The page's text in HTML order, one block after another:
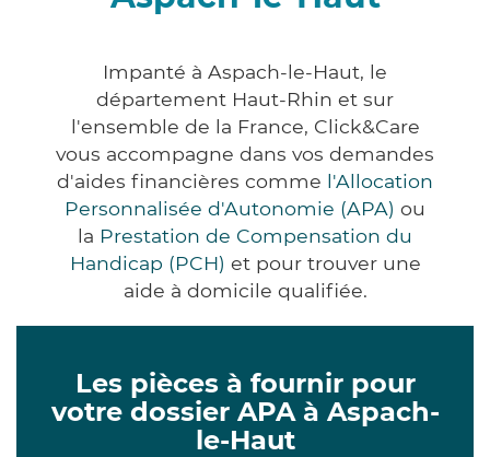
Impanté à Aspach-le-Haut, le
département Haut-Rhin et sur
l'ensemble de la France, Click&Care
vous accompagne dans vos demandes
d'aides financières comme l'Allocation
Personnalisée d'Autonomie (APA) ou
la Prestation de Compensation du
Handicap (PCH) et pour trouver une
aide à domicile qualifiée.
Les pièces à fournir pour
votre dossier APA à Aspach-
le-Haut